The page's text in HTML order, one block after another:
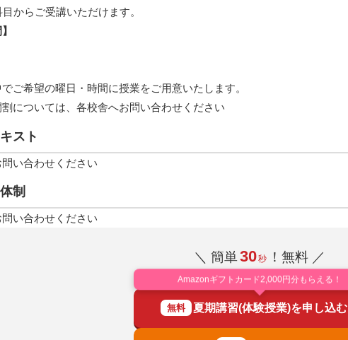
からご受講いただけます。
ご希望の曜日・時間に授業をご用意いたします。
については、各校舎へお問い合わせください
スト
い合わせください
制
い合わせください
＼ 簡単30秒 ！無料 ／
Amazonギフトカード2,000円分もらえる！
無料 夏期講習(体験授業)を申し込む